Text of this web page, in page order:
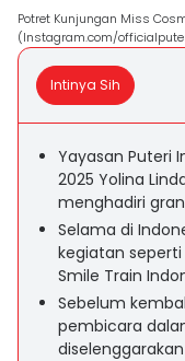
Potret Kunjungan Miss
(Instagram.com/
Intinya Sih
Yayasan Puteri
2025 Yolina
menghadiri
Selama di
kegiatan
Smile Train
Sebelum
pembicara